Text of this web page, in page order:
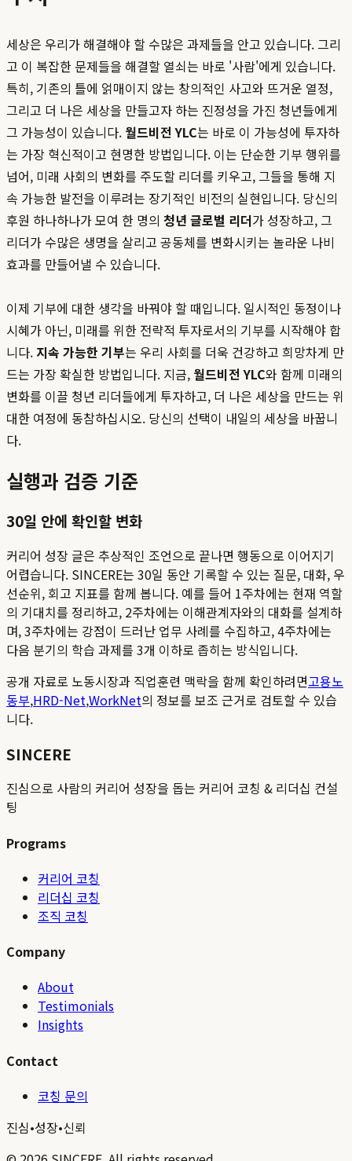
세상은 우리가 해결해야 할 수많은 과제들을 안고 있습니다. 그리
고 이 복잡한 문제들을 해결할 열쇠는 바로 '사람'에게 있습니다.
특히, 기존의 틀에 얽매이지 않는 창의적인 사고와 뜨거운 열정,
그리고 더 나은 세상을 만들고자 하는 진정성을 가진 청년들에게
그 가능성이 있습니다. 월드비전 YLC는 바로 이 가능성에 투자하
는 가장 혁신적이고 현명한 방법입니다. 이는 단순한 기부 행위를
넘어, 미래 사회의 변화를 주도할 리더를 키우고, 그들을 통해 지
속 가능한 발전을 이루려는 장기적인 비전의 실현입니다. 당신의
후원 하나하나가 모여 한 명의 청년 글로벌 리더가 성장하고, 그
리더가 수많은 생명을 살리고 공동체를 변화시키는 놀라운 나비
효과를 만들어낼 수 있습니다.
이제 기부에 대한 생각을 바꿔야 할 때입니다. 일시적인 동정이나
시혜가 아닌, 미래를 위한 전략적 투자로서의 기부를 시작해야 합
니다. 지속 가능한 기부는 우리 사회를 더욱 건강하고 희망차게 만
드는 가장 확실한 방법입니다. 지금, 월드비전 YLC와 함께 미래의
변화를 이끌 청년 리더들에게 투자하고, 더 나은 세상을 만드는 위
대한 여정에 동참하십시오. 당신의 선택이 내일의 세상을 바꿉니
다.
실행과 검증 기준
30일 안에 확인할 변화
커리어 성장 글은 추상적인 조언으로 끝나면 행동으로 이어지기
어렵습니다. SINCERE는 30일 동안 기록할 수 있는 질문, 대화, 우
선순위, 회고 지표를 함께 봅니다. 예를 들어 1주차에는 현재 역할
의 기대치를 정리하고, 2주차에는 이해관계자와의 대화를 설계하
며, 3주차에는 강점이 드러난 업무 사례를 수집하고, 4주차에는
다음 분기의 학습 과제를 3개 이하로 좁히는 방식입니다.
공개 자료로 노동시장과 직업훈련 맥락을 함께 확인하려면고용노
동부,HRD-Net,WorkNet의 정보를 보조 근거로 검토할 수 있습
니다.
SINCERE
진심으로 사람의 커리어 성장을 돕는 커리어 코칭 & 리더십 컨설
팅
Programs
커리어 코칭
리더십 코칭
조직 코칭
Company
About
Testimonials
Insights
Contact
코칭 문의
진심•성장•신뢰